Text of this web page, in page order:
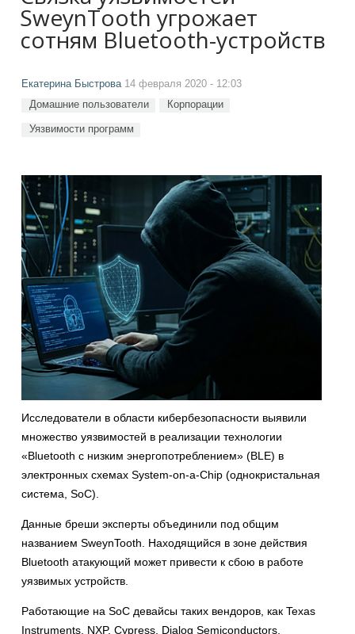
SweynTooth угрожает
сотням Bluetooth-устройств
Екатерина Быстрова14 февраля 2020 - 12:03
Домашние пользователи Корпорации
Уязвимости программ
Исследователи в области кибербезопасности выявили
множество уязвимостей в реализации технологии
«Bluetooth с низким энергопотреблением» (BLE) в
электронных схемах System-on-a-Chip (однокристальная
система, SoC).
Данные бреши эксперты объединили под общим
названием SweynTooth. Находящийся в зоне действия
Bluetooth атакующий может привести к сбою в работе
уязвимых устройств.
Работающие на SoC девайсы таких вендоров, как Texas
Instruments, NXP, Cypress, Dialog Semiconductors,